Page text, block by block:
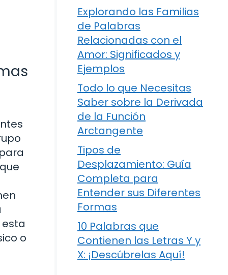
o
Explorando las Familias
de Palabras
Relacionadas con el
Amor: Significados y
Ejemplos
Todo lo que Necesitas
Saber sobre la Derivada
de la Función
Arctangente
Tipos de
Desplazamiento: Guía
Completa para
Entender sus Diferentes
Formas
10 Palabras que
Contienen las Letras Y y
X: ¡Descúbrelas Aquí!